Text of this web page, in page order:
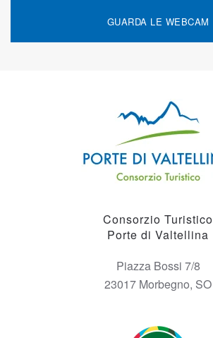
GUARDA LE WEBCAM
Consorzio Turistico
Porte di Valtellina
Piazza Bossi 7/8
23017 Morbegno, SO